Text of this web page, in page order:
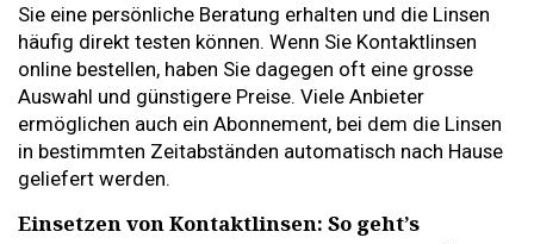
Sie eine persönliche Beratung erhalten und die Linsen
häufig direkt testen können. Wenn Sie Kontaktlinsen
online bestellen, haben Sie dagegen oft eine grosse
Auswahl und günstigere Preise. Viele Anbieter
ermöglichen auch ein Abonnement, bei dem die Linsen
in bestimmten Zeitabständen automatisch nach Hause
geliefert werden.
Einsetzen von Kontaktlinsen: So geht’s